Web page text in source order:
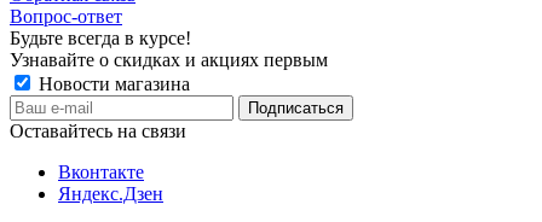
Вопрос-ответ
Будьте всегда в курсе!
Узнавайте о скидках и акциях первым
Новости магазина
Оставайтесь на связи
Вконтакте
Яндекс.Дзен